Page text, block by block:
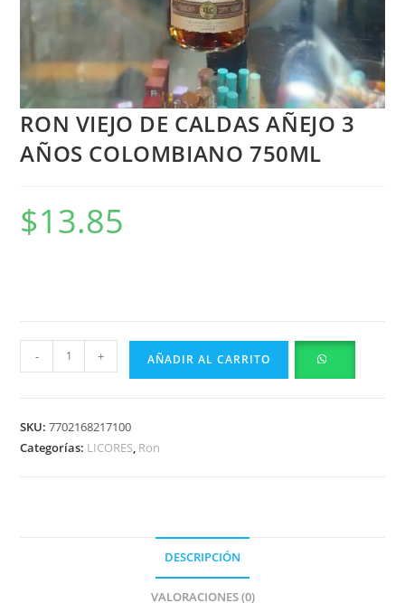
RON VIEJO DE CALDAS AÑEJO 3
AÑOS COLOMBIANO 750ML
$13.85
- + AÑADIR AL CARRITO
SKU:7702168217100
Categorías: LICORES, Ron
DESCRIPCIÓN
VALORACIONES (0)